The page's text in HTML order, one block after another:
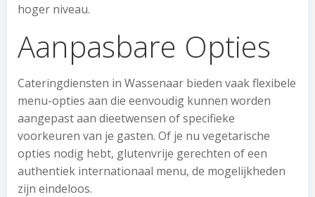
hoger niveau.
Aanpasbare Opties
Cateringdiensten in Wassenaar bieden vaak flexibele
menu-opties aan die eenvoudig kunnen worden
aangepast aan dieetwensen of specifieke
voorkeuren van je gasten. Of je nu vegetarische
opties nodig hebt, glutenvrije gerechten of een
authentiek internationaal menu, de mogelijkheden
zijn eindeloos.